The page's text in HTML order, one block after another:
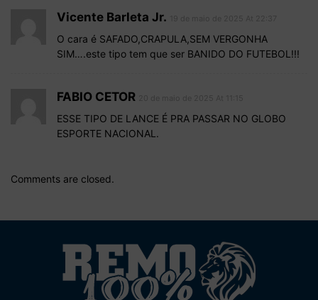
Vicente Barleta Jr.
O cara é SAFADO,CRAPULA,SEM VERGONHA
SIM….este tipo tem que ser BANIDO DO FUTEBOL!!!
FABIO CETOR
ESSE TIPO DE LANCE É PRA PASSAR NO GLOBO
ESPORTE NACIONAL.
Comments are closed.